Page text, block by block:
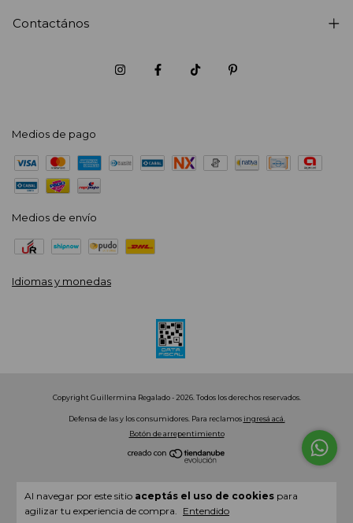
Al navegar por este sitio aceptás el uso de cookies para
agilizar tu experiencia de compra. Entendido
Contactános
Medios de pago
Medios de envío
Idiomas y monedas
Copyright Guillermina Regalado - 2026. Todos los derechos reservados.
Defensa de las y los consumidores. Para reclamos ingresá acá.
Botón de arrepentimiento